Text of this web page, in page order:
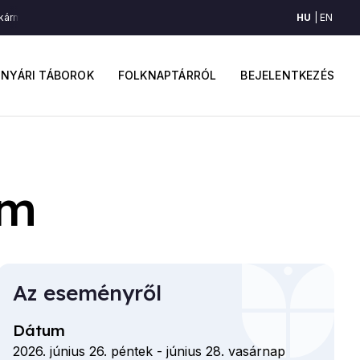
fiók
menüje
BEJELENTKEZÉS
NYÁRI TÁBOROK FOLKNAPTÁRRÓL
ködös idő (Szentlőrinckáta, Tápió mente) Akármilyen ködös idő
HU EN
Az eseményről
Dátum
2026. június 26. péntek - június 28. vasárnap